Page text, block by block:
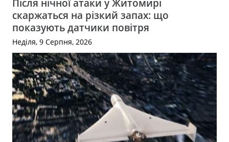
скаржаться на різкий запах: що
показують датчики повітря
Неділя, 9 Серпня, 2026